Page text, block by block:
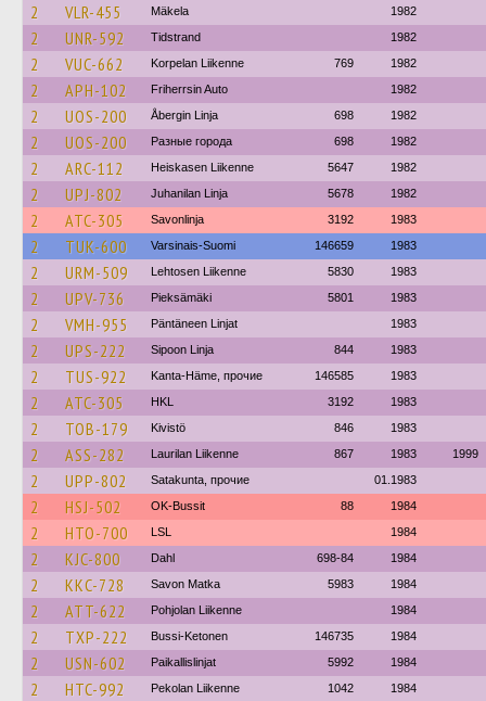
2 VLR-455 Mäkela 1982
2 UNR-592 Tidstrand 1982
2 VUC-662 Korpelan Liikenne 769 1982
2 APH-102 Friherrsin Auto 1982
2 UOS-200 Åbergin Linja 698 1982
2 UOS-200 Разные города 698 1982
2 ARC-112 Heiskasen Liikenne 5647 1982
2 UPJ-802 Juhanilan Linja 5678 1982
2 ATC-305 Savonlinja 3192 1983
2 TUK-600 Varsinais-Suomi 146659 1983
2 URM-509 Lehtosen Liikenne 5830 1983
2 UPV-736 Pieksämäki 5801 1983
2 VMH-955 Päntäneen Linjat 1983
2 UPS-222 Sipoon Linja 844 1983
2 TUS-922 Kanta-Häme, прочие 146585 1983
2 ATC-305 HKL 3192 1983
2 TOB-179 Kivistö 846 1983
2 ASS-282 Laurilan Liikenne 867 1983 1999
2 UPP-802 Satakunta, прочие 01.1983
2 HSJ-502 OK-Bussit 88 1984
2 HTO-700 LSL 1984
2 KJC-800 Dahl 698-84 1984
2 KKC-728 Savon Matka 5983 1984
2 ATT-622 Pohjolan Liikenne 1984
2 TXP-222 Bussi-Ketonen 146735 1984
2 USN-602 Paikallislinjat 5992 1984
2 HTC-992 Pekolan Liikenne 1042 1984